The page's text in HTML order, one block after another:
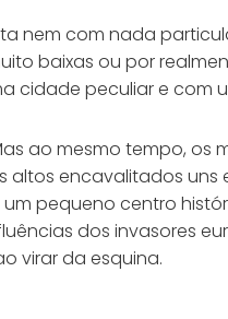
nem com nada
baixas ou por
cidade peculiar e com
ao mesmo tempo,
encavalitados uns
pequeno centro
dos invasores
virar da esquina.